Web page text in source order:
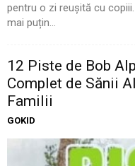
pentru o zi reușită cu
mai puțin...
12 Piste de Bob
Complet de Sănii
Familii
GOKID